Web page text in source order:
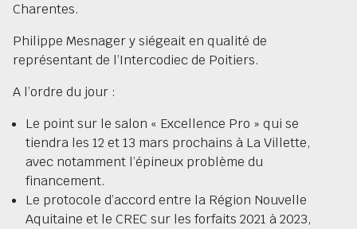
Charentes.
Philippe Mesnager y siégeait en qualité de
représentant de l’Intercodiec de Poitiers.
A l’ordre du jour :
Le point sur le salon « Excellence Pro » qui se
tiendra les 12 et 13 mars prochains à La Villette,
avec notamment l’épineux problème du
financement.
Le protocole d’accord entre la Région Nouvelle
Aquitaine et le CREC sur les forfaits 2021 à 2023,